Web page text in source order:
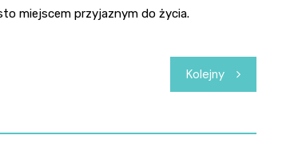
miejscem przyjaznym do życia.
Kolejny